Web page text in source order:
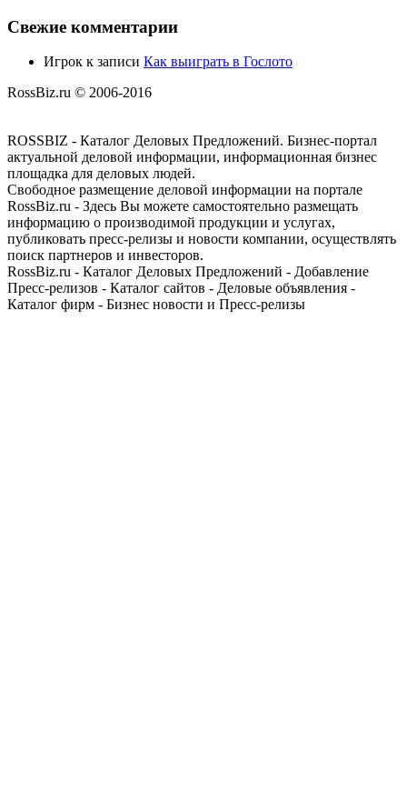
Свежие комментарии
Игрок к записи Как выиграть в Гослото
RossBiz.ru © 2006-2016
ROSSBIZ - Каталог Деловых Предложений. Бизнес-портал
актуальной деловой информации, информационная бизнес
площадка для деловых людей.
Свободное размещение деловой информации на портале
RossBiz.ru - Здесь Вы можете самостоятельно размещать
информацию о производимой продукции и услугах,
публиковать пресс-релизы и новости компании, осуществлять
поиск партнеров и инвесторов.
RossBiz.ru - Каталог Деловых Предложений - Добавление
Пресс-релизов - Каталог сайтов - Деловые объявления -
Каталог фирм - Бизнес новости и Пресс-релизы